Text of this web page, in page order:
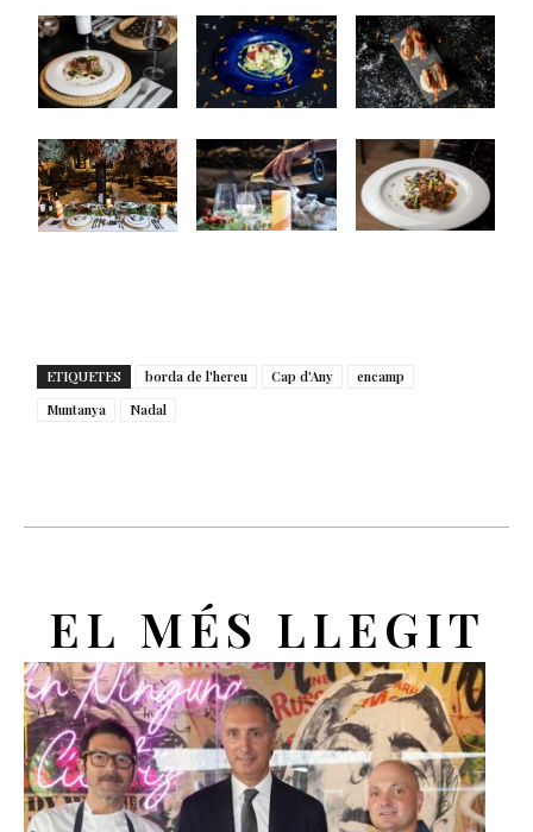
ETIQUETES borda de l'hereu Cap d'Any
encamp
Muntanya
Nadal
EL MÉS LLEGIT